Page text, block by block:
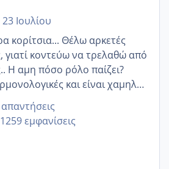
23 Ιουλίου
κορίτσια... Θέλω αρκετές
Η αμη πόσο ρόλο παίζει?
και είναι χαμηλή
μου.. Είχα ήδη μια
που έπρεπε να τερματιστεί
εβδομάδα και προσπαθώ 7
1259 εμφανίσεις